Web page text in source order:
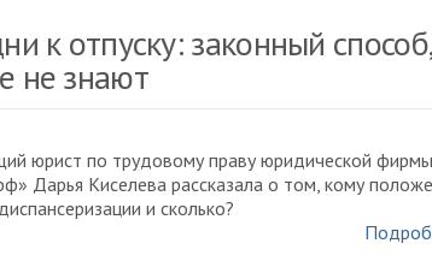
к отпуску: законный
не знают
юрист по трудовому праву юридической фирмы
Дарья Киселева рассказала о том, кому
и сколько?